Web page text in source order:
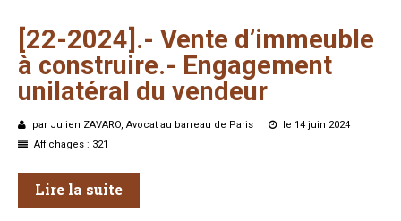
[22-2024].- Vente d’immeuble
à construire.- Engagement
unilatéral du vendeur
par Julien ZAVARO, Avocat au barreau de Paris
le 14 juin 2024
Affichages : 321
Lire la suite